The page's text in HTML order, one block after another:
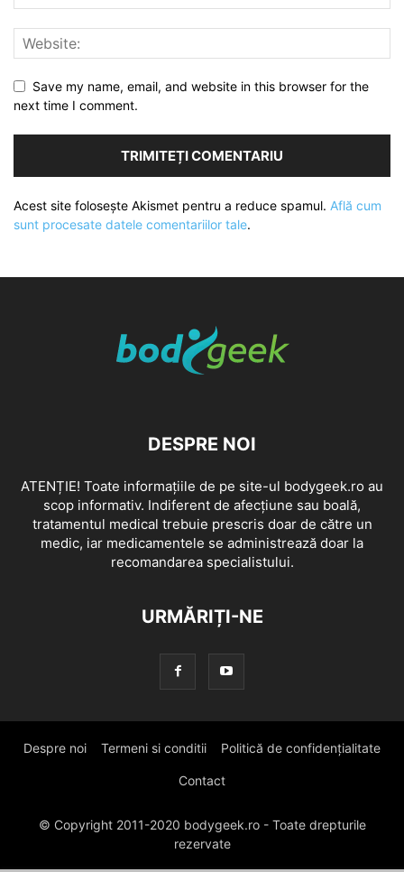
Save my name, email, and website in this browser for the
next time I comment.
Acest site folosește Akismet pentru a reduce spamul. Află cum
sunt procesate datele comentariilor tale.
DESPRE NOI
ATENȚIE! Toate informațiile de pe site-ul bodygeek.ro au
scop informativ. Indiferent de afecțiune sau boală,
tratamentul medical trebuie prescris doar de către un
medic, iar medicamentele se administrează doar la
recomandarea specialistului.
URMĂRIȚI-NE
Despre noi Termeni si conditii Politică de confidențialitate
Contact
© Copyright 2011-2020 bodygeek.ro - Toate drepturile
rezervate